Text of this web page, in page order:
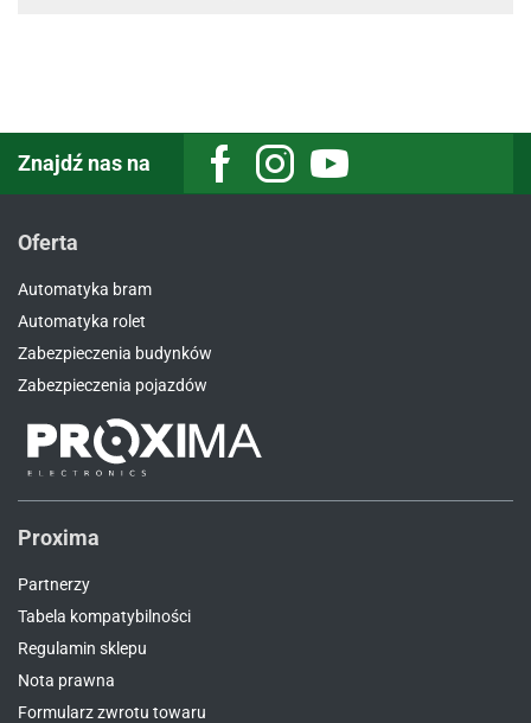
Znajdź nas na FacebookInstagramYoutube
Oferta
Automatyka bram
Automatyka rolet
Zabezpieczenia budynków
Zabezpieczenia pojazdów
Proxima
Partnerzy
Tabela kompatybilności
Regulamin sklepu
Nota prawna
Formularz zwrotu towaru